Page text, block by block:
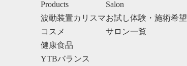
Products
波動装置カリスマ
コスメ
健康食品
YTBバランス
Salon
お試し体験・施術希望
サロン一覧